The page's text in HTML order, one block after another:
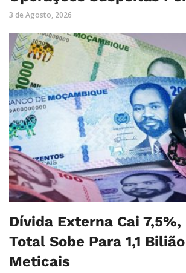
3 de Agosto, 2026
Dívida Externa Cai
Total Sobe Para 1,1
Meticais